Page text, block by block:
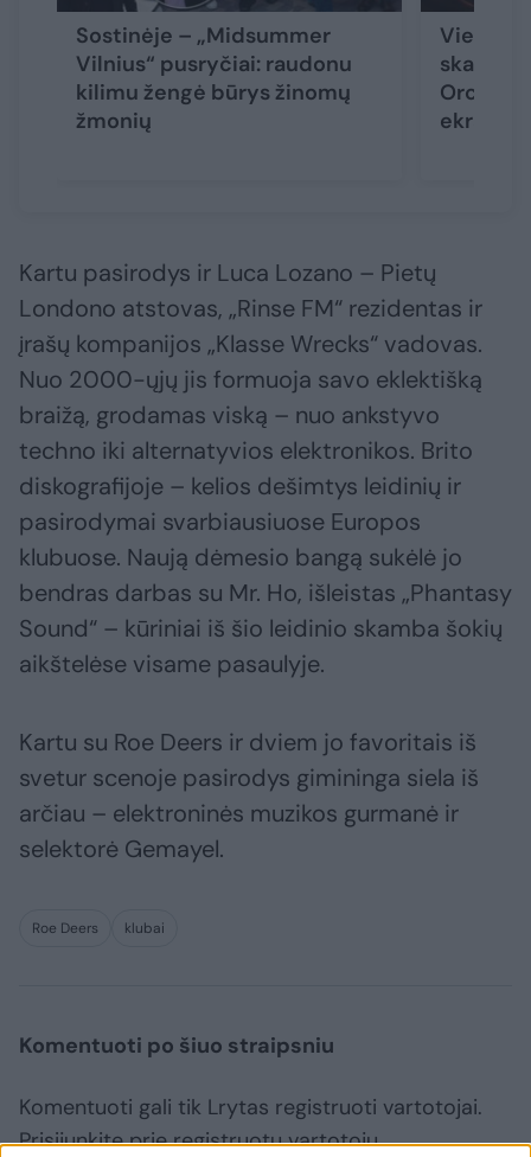
Sostinėje – „Midsummer
Vilnius“ pusryčiai: raudonu
kilimu žengė būrys žinomų
žmonių
Vienos
ekrane
Kartu pasirodys ir Luca Lozano – Pietų
Londono atstovas, „Rinse FM“ rezidentas ir
įrašų kompanijos „Klasse Wrecks“ vadovas.
Nuo 2000-ųjų jis formuoja savo eklektišką
braižą, grodamas viską – nuo ankstyvo
techno iki alternatyvios elektronikos. Brito
diskografijoje – kelios dešimtys leidinių ir
pasirodymai svarbiausiuose Europos
klubuose. Naują dėmesio bangą sukėlė jo
bendras darbas su Mr. Ho, išleistas „Phantasy
Sound“ – kūriniai iš šio leidinio skamba šokių
aikštelėse visame pasaulyje.
Kartu su Roe Deers ir dviem jo favoritais iš
svetur scenoje pasirodys gimininga siela iš
arčiau – elektroninės muzikos gurmanė ir
selektorė Gemayel.
Roe Deers klubai
Komentuoti po šiuo straipsniu
Komentuoti gali tik Lrytas registruoti vartotojai.
Prisijunkite prie registruotų vartotojų